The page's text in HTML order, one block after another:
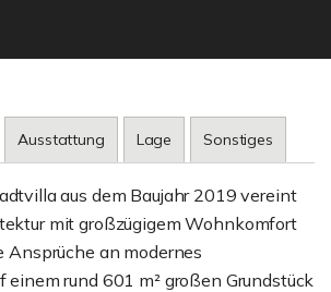
Ausstattung Lage Sonstiges
aus dem Baujahr 2019 vereint
mit großzügigem Wohnkomfort
Ansprüche an modernes
einem rund 601 m² großen Grundstück